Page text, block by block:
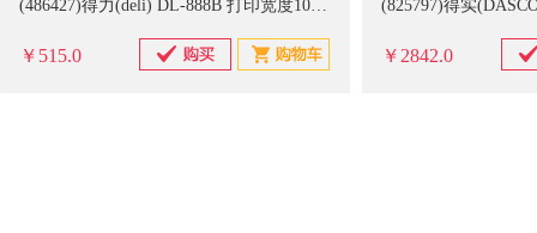
(486427)得力(deli) DL-888B 打印宽度108mm 条码打印机 白色(单位：台)
￥515.0 ￥2842.0